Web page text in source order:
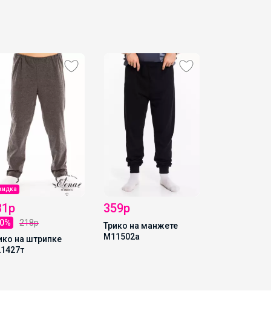
218р
на штрипке
359р
Трико на манжете
М11502а